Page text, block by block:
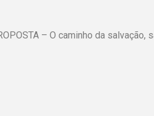
– O caminho da